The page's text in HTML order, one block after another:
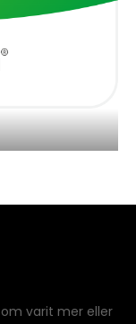
varit mer eller